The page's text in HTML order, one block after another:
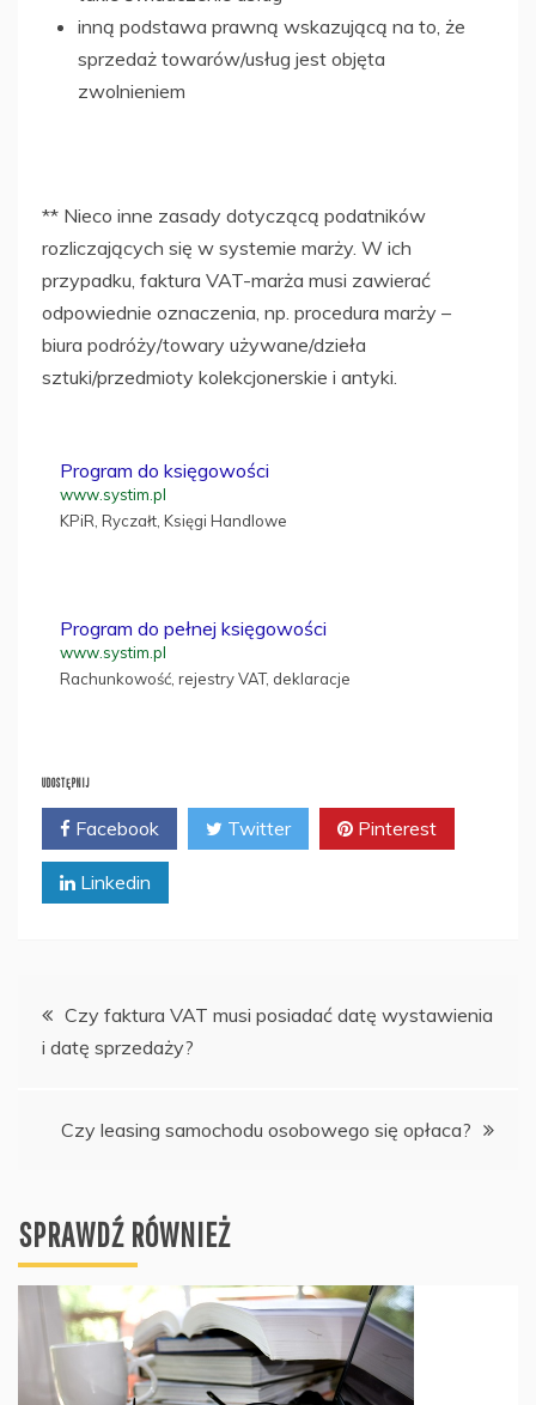
inną podstawa prawną wskazującą na to, że
sprzedaż towarów/usług jest objęta
zwolnieniem
** Nieco inne zasady dotyczącą podatników
rozliczających się w systemie marży. W ich
przypadku, faktura VAT-marża musi zawierać
odpowiednie oznaczenia, np. procedura marży –
biura podróży/towary używane/dzieła
sztuki/przedmioty kolekcjonerskie i antyki.
Program do księgowości
www.systim.pl
KPiR, Ryczałt, Księgi Handlowe
Program do pełnej księgowości
www.systim.pl
Rachunkowość, rejestry VAT, deklaracje
UDOSTĘPNIJ
Facebook Twitter Pinterest
Linkedin
Nawigacja
wpisu
Czy faktura VAT musi posiadać datę wystawienia
i datę sprzedaży?
Czy leasing samochodu osobowego się opłaca?
SPRAWDŹ RÓWNIEŻ